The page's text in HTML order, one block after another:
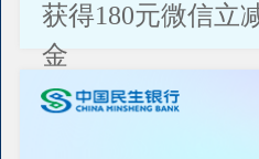
获得180元微信立
金